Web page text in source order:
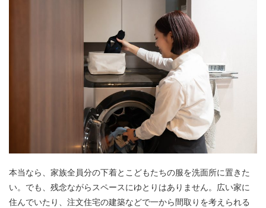
本当なら、家族全員分の下着とこどもたちの服を洗面所に置きた
い。でも、残念ながらスペースにゆとりはありません。広い家に
住んでいたり、注文住宅の建築などで一から間取りを考えられる